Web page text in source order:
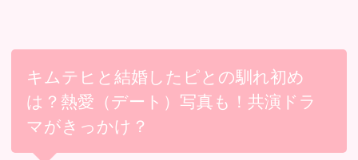
キムテヒと結婚したピとの馴れ初め
は？熱愛（デート）写真も！共演ドラ
マがきっかけ？